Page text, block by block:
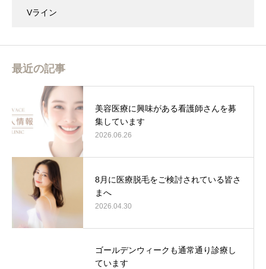
Vライン
最近の記事
美容医療に興味がある看護師さんを募
集しています
2026.06.26
8月に医療脱毛をご検討されている皆さ
まへ
2026.04.30
ゴールデンウィークも通常通り診療し
ています